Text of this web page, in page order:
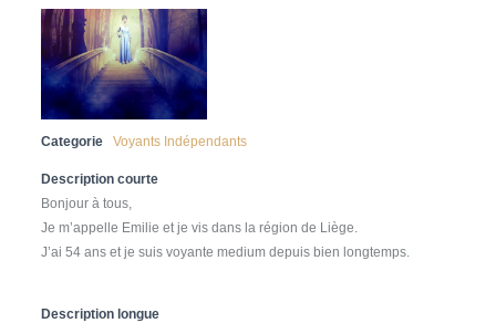
Categorie Voyants Indépendants
Description courte
Bonjour à tous,
Je m’appelle Emilie et je vis dans la région de Liège.
J’ai 54 ans et je suis voyante medium depuis bien longtemps.
Description longue